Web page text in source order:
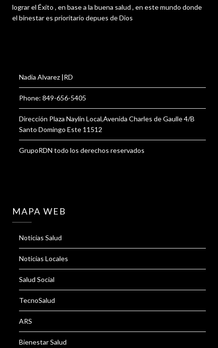
lograr el Éxito , en base a la buena salud , en este mundo donde
el binestar es prioritario depues de Dios
Nadia Alvarez |RD
Phone: 849-656-5405
Dirección Plaza Naylin Local,Avenida Charles de Gaulle 4/B
Santo Domingo Este 11512
GrupoRDN todo los derechos reservados
MAPA WEB
Noticias Salud
Noticias Locales
Salud Social
TecnoSalud
ARS
Bienestar Salud